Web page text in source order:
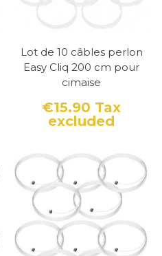
Regular price
Lot de 10 câbles perlon
Easy Cliq 200 cm pour
cimaise
Price
€15.90 Tax
excluded